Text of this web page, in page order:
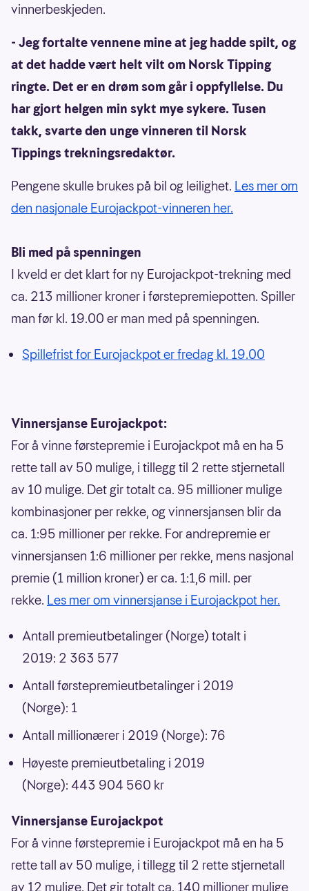
vinnerbeskjeden.
- Jeg fortalte vennene mine at jeg hadde spilt, og
at det hadde vært helt vilt om Norsk Tipping
ringte. Det er en drøm som går i oppfyllelse. Du
har gjort helgen min sykt mye sykere. Tusen
takk, svarte den unge vinneren til Norsk
Tippings trekningsredaktør.
Pengene skulle brukes på bil og leilighet. Les mer om
den nasjonale Eurojackpot-vinneren her.
Bli med på spenningen
I kveld er det klart for ny Eurojackpot-trekning med
ca. 213 millioner kroner i førstepremiepotten. Spiller
man før kl. 19.00 er man med på spenningen.
Spillefrist for Eurojackpot er fredag kl. 19.00
Vinnersjanse Eurojackpot:
For å vinne førstepremie i Eurojackpot må en ha 5
rette tall av 50 mulige, i tillegg til 2 rette stjernetall
av 10 mulige. Det gir totalt ca. 95 millioner mulige
kombinasjoner per rekke, og vinnersjansen blir da
ca. 1:95 millioner per rekke. For andrepremie er
vinnersjansen 1:6 millioner per rekke, mens nasjonal
premie (1 million kroner) er ca. 1:1,6 mill. per
rekke. Les mer om vinnersjanse i Eurojackpot her.
Antall premieutbetalinger (Norge) totalt i
2019: 2 363 577
Antall førstepremieutbetalinger i 2019
(Norge): 1
Antall millionærer i 2019 (Norge): 76
Høyeste premieutbetaling i 2019
(Norge): 443 904 560 kr
Vinnersjanse Eurojackpot
For å vinne førstepremie i Eurojackpot må en ha 5
rette tall av 50 mulige, i tillegg til 2 rette stjernetall
av 12 mulige. Det gir totalt ca. 140 millioner mulige